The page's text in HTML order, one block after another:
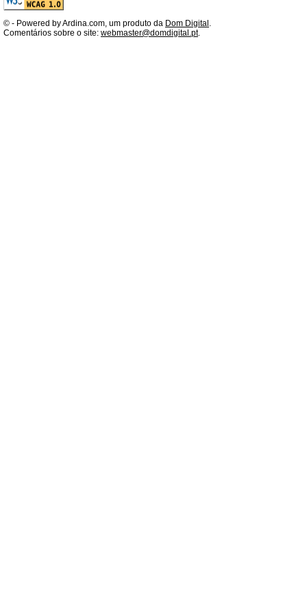
© - Powered by Ardina.com, um produto da Dom Digital .
Comentários sobre o site: webmaster@domdigital.pt.